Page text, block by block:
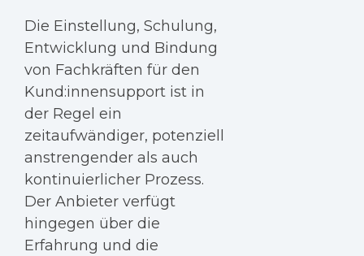
Die Einstellung, Schulung,
Entwicklung und Bindung
von Fachkräften für den
Kund:innensupport ist in
der Regel ein
zeitaufwändiger, potenziell
anstrengender als auch
kontinuierlicher Prozess.
Der Anbieter verfügt
hingegen über die
Erfahrung und die